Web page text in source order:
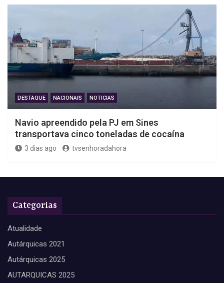
DESTAQUE NACIONAIS NOTICIAS
Navio apreendido pela PJ em Sines
transportava cinco toneladas de cocaína
3 dias ago tvsenhoradahora
Categorias
Atualidade
Autárquicas 2021
Autárquicas 2025
AUTARQUICAS 2025